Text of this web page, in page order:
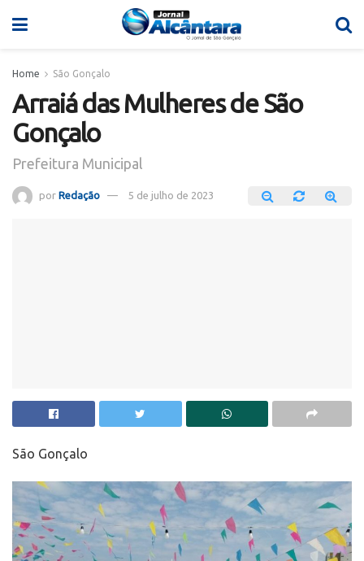
Home São Gonçalo
Arraiá das Mulheres de São
Gonçalo
Prefeitura Municipal
por Redação 5 de julho de 2023
São Gonçalo